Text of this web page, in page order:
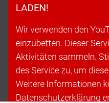
LADEN!
Wir verwenden den
einzubetten. Dieser
Aktivitäten sammeln.
des Service zu, um
Weitere Informationen
Datenschutzerklärung